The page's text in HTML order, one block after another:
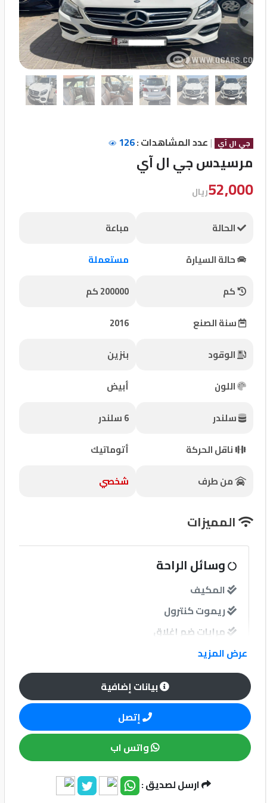
تسجيل
الدخول
English
مستثمري
المعارض
مميزة
إتصل
بنا
المنتدى
كيو
نمبر
كيو
كارز
كيو
ماركت
الدليل
القطري
Qatar
Cars
جي ال آي | عدد المشاهدات :126
مرسيدس جي ال آي
52,000ريال
الحالة
مباعة
حالة السيارة
مستعملة
كم
200000 كم
سنة الصنع
2016
الوقود
بنزين
اللون
أبيض
سلندر
6 سلندر
ناقل الحركة
أتوماتيك
من طرف
شخصي
المميزات
وسائل الراحة
المكيف
ريموت كنترول
مرايات ضم إغلاق
نوافذ
نوافذ كهربائية امامية
نظام الصوت
وسائل الامان
عرض المزيد
بيانات إضافية
إتصل
واتس اب
ارسل لصديق :